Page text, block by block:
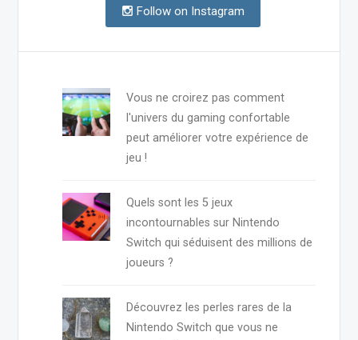
Follow on Instagram
Vous ne croirez pas comment
l'univers du gaming confortable
peut améliorer votre expérience de
jeu !
Quels sont les 5 jeux
incontournables sur Nintendo
Switch qui séduisent des millions de
joueurs ?
Découvrez les perles rares de la
Nintendo Switch que vous ne